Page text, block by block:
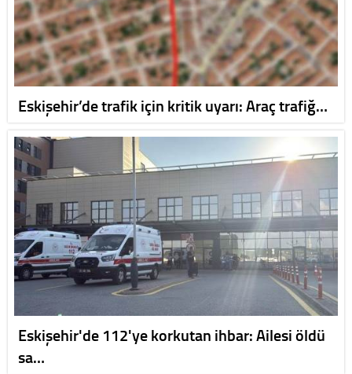
Eskişehir’de trafik için kritik uyarı: Araç trafiğ…
Eskişehir'de 112'ye korkutan ihbar: Ailesi öldü
sa…